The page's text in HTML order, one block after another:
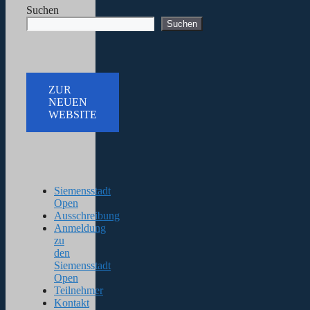
Suchen
Suchen
ZUR
NEUEN
WEBSITE
Siemensstadt
Open
Ausschreibung
Anmeldung
zu
den
Siemensstadt
Open
Teilnehmer
Kontakt